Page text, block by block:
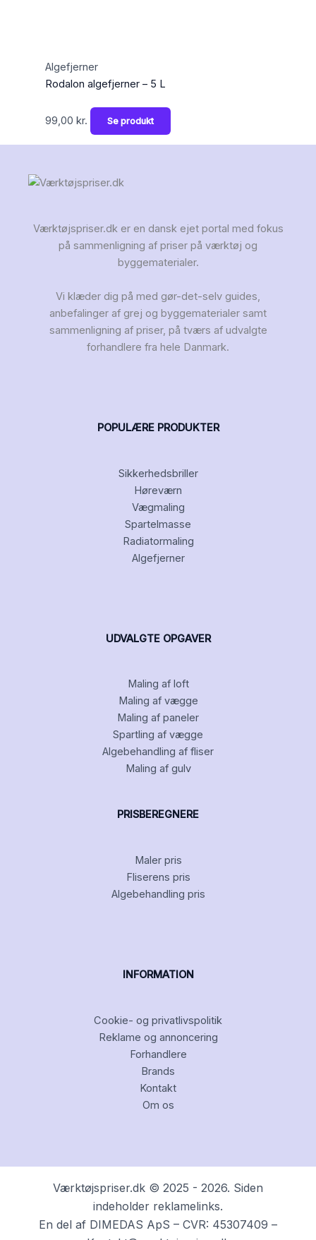
Algefjerner
Rodalon algefjerner – 5 L
99,00 kr. Se produkt
Værktøjspriser.dk er en dansk ejet portal med fokus
på sammenligning af priser på værktøj og
byggematerialer.
Vi klæder dig på med gør-det-selv guides,
anbefalinger af grej og byggematerialer samt
sammenligning af priser, på tværs af udvalgte
forhandlere fra hele Danmark.
POPULÆRE PRODUKTER
Sikkerhedsbriller
Høreværn
Vægmaling
Spartelmasse
Radiatormaling
Algefjerner
UDVALGTE OPGAVER
Maling af loft
Maling af vægge
Maling af paneler
Spartling af vægge
Algebehandling af fliser
Maling af gulv
PRISBEREGNERE
Maler pris
Fliserens pris
Algebehandling pris
INFORMATION
Cookie- og privatlivspolitik
Reklame og annoncering
Forhandlere
Brands
Kontakt
Om os
Værktøjspriser.dk © 2025 - 2026. Siden
indeholder reklamelinks.
En del af DIMEDAS ApS – CVR: 45307409 –